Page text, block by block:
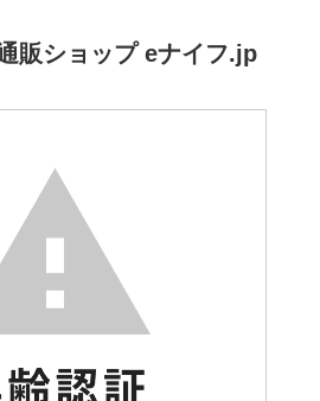
販ショップ eナイフ.jp